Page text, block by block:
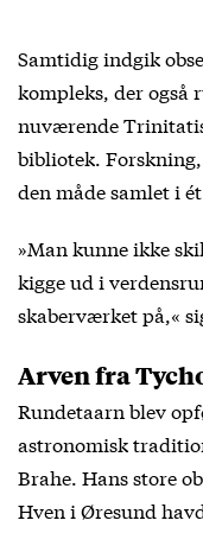
Samtidig indgik
kompleks, der også
nuværende
bibliotek.
den måde samlet i
»Man kunne ikke
kigge ud i
skaberværket på,«
Arven fra
Rundetaarn blev
astronomisk
Brahe. Hans store
Hven i Øresund